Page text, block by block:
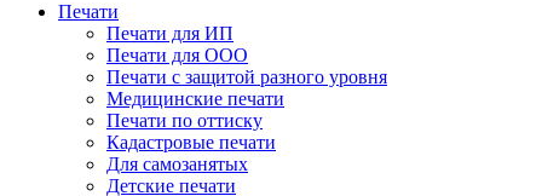
Печати
Печати для ИП
Печати для ООО
Печати с защитой разного уровня
Медицинские печати
Печати по оттиску
Кадастровые печати
Для самозанятых
Детские печати